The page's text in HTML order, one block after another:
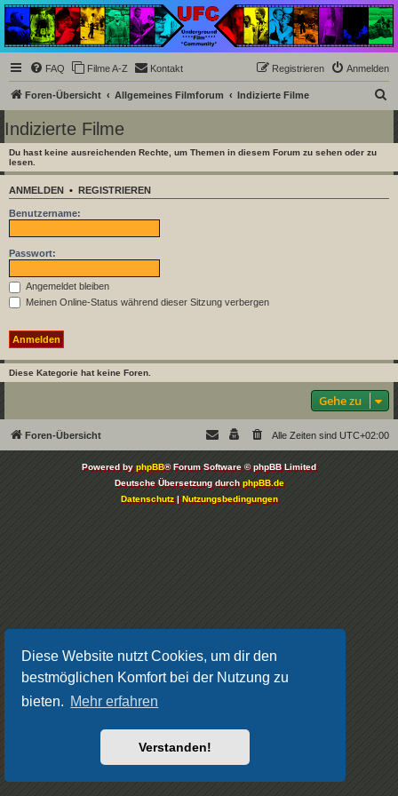
Diese Website nutzt Cookies, um dir den
bestmöglichen Komfort bei der Nutzung zu
bieten. Mehr erfahren
Verstanden!
Underground Film
Community
Die Underground Film Community ist ein deutschsprachiges Filmforum und ein Paradies
für Cineasten und Filmsüchtige jenseits des Mainstreams.
FAQ Filme A-Z Kontakt Anmelden
Registrieren
Foren-Übersicht Allgemeines Filmforum Indizierte Filme
Indizierte Filme
Du hast keine ausreichenden Rechte, um Themen in diesem Forum zu sehen oder zu
lesen.
ANMELDEN • REGISTRIEREN
Benutzername:
Passwort:
Angemeldet bleiben
Meinen Online-Status während dieser Sitzung verbergen
Diese Kategorie hat keine Foren.
Gehe zu
Foren-Übersicht Alle Zeiten sind UTC+02:00
Powered byphpBB® Forum Software © phpBB Limited
Deutsche Übersetzung durchphpBB.de
Datenschutz| Nutzungsbedingungen